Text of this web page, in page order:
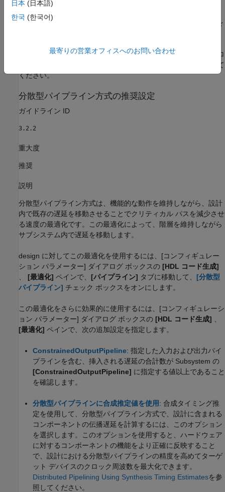
複数の階層をもつ設計では、特定のシステムレベルの最適化 (共
有や分散型パイプライン方式など) を実行する場合は、最上位の
サブシステムで HDL ブロック プロパティ
を
クロックレート パイプラインおよびこの最適化の障壁となるブロ
を参照して
ください。
分散型パイプライン方式の推奨設定
ガイドライン ID
3.2.2
重大度
推奨
説明
分散型パイプライン方式は、機能的な動作を維持しながら、設計
内で既存の遅延を移動させることでクリティカル パスを減少させ
る速度の最適化です。この最適化によって、階層を維持しながら
サブシステム内で遅延を移動します。
design に対してこの最適化を使用するには、[コンフィギュレー
ション パラメーター] ダイアログ ボックスの [HDL コード生成]
[最適化] ペインで、 [パイプライン] タブに移動して、 [分散型
パイプライン] チェック ボックスをオンにします。
この最適化をさらに効果的に使用するには、[コンフィギュレーシ
ョン パラメーター] ダイアログ ボックスの [HDL コード生成]
[最適化] ペインで、次の追加設定を指定します。
ConstrainedOutputPipeline: 指定した入力および出力パイ
プラインを含む、挿入される遅延の合計数が Subsystem の
[ConstrainedOutputPipeline] に指定する値以上であること
を確認します。
分散型パイプラインに合成推定値を使用: 合成タイミング推
定を使用して、分散型パイプライン方式で、設計に含まれる
コンポーネントの伝播遅延を計算するには、このオプション
を選択します。このオプションを使用すると、ハードウェア
に対するコンポーネントの機能をより正確に反映すること
で、設計における分散型パイプラインの精度を高めてターゲ
ット デバイスのクロック周波数を最大化できます。
Distributed Pipelining Using Synthesis Timing Estimatesを参
照してください。
日本 (日本語)
한국 (한국어)
最寄りの営業オフィスへのお問い合わせ